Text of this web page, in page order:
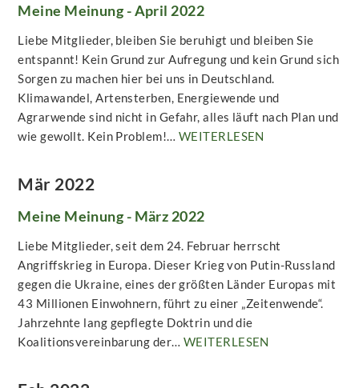
Meine Meinung - April 2022
Liebe Mitglieder, bleiben Sie beruhigt und bleiben Sie
entspannt! Kein Grund zur Aufregung und kein Grund sich
Sorgen zu machen hier bei uns in Deutschland.
Klimawandel, Artensterben, Energiewende und
Agrarwende sind nicht in Gefahr, alles läuft nach Plan und
wie gewollt. Kein Problem!… WEITERLESEN
Mär 2022
Meine Meinung - März 2022
Liebe Mitglieder, seit dem 24. Februar herrscht
Angriffskrieg in Europa. Dieser Krieg von Putin-Russland
gegen die Ukraine, eines der größten Länder Europas mit
43 Millionen Einwohnern, führt zu einer „Zeitenwende“.
Jahrzehnte lang gepflegte Doktrin und die
Koalitionsvereinbarung der… WEITERLESEN